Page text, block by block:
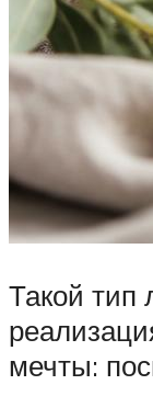
Такой тип
мечты: